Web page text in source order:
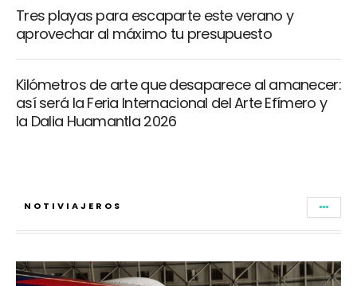
Tres playas para escaparte este verano y
aprovechar al máximo tu presupuesto
Kilómetros de arte que desaparece al amanecer:
así será la Feria Internacional del Arte Efímero y
la Dalia Huamantla 2026
NOTIVIAJEROS